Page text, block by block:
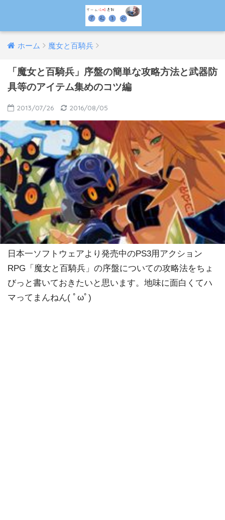
ホーム 魔女と百騎兵
「魔女と百騎兵」序盤の簡単な攻略方法と武器防
具等のアイテム集めのコツ編
2013/07/26 2016/08/05
日本一ソフトウェアより発売中のPS3用アクション
RPG「魔女と百騎兵」の序盤についての攻略法をちょ
びっと書いておきたいと思います。地味に面白くてハ
マってまんねん( ﾟωﾟ)